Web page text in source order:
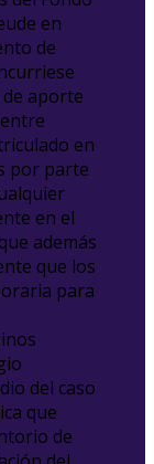
en
de
aporte
en
por parte
en el
además
que los
para
del caso
que
de